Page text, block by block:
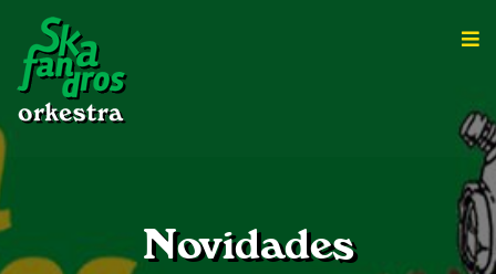
Novidades